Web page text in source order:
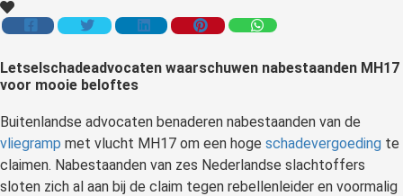
Letselschadeadvocaten waarschuwen nabestaanden MH17
voor mooie beloftes
Buitenlandse advocaten benaderen nabestaanden van de
vliegramp met vlucht MH17 om een hoge schadevergoeding te
claimen. Nabestaanden van zes Nederlandse slachtoffers
sloten zich al aan bij de claim tegen rebellenleider en voormalig